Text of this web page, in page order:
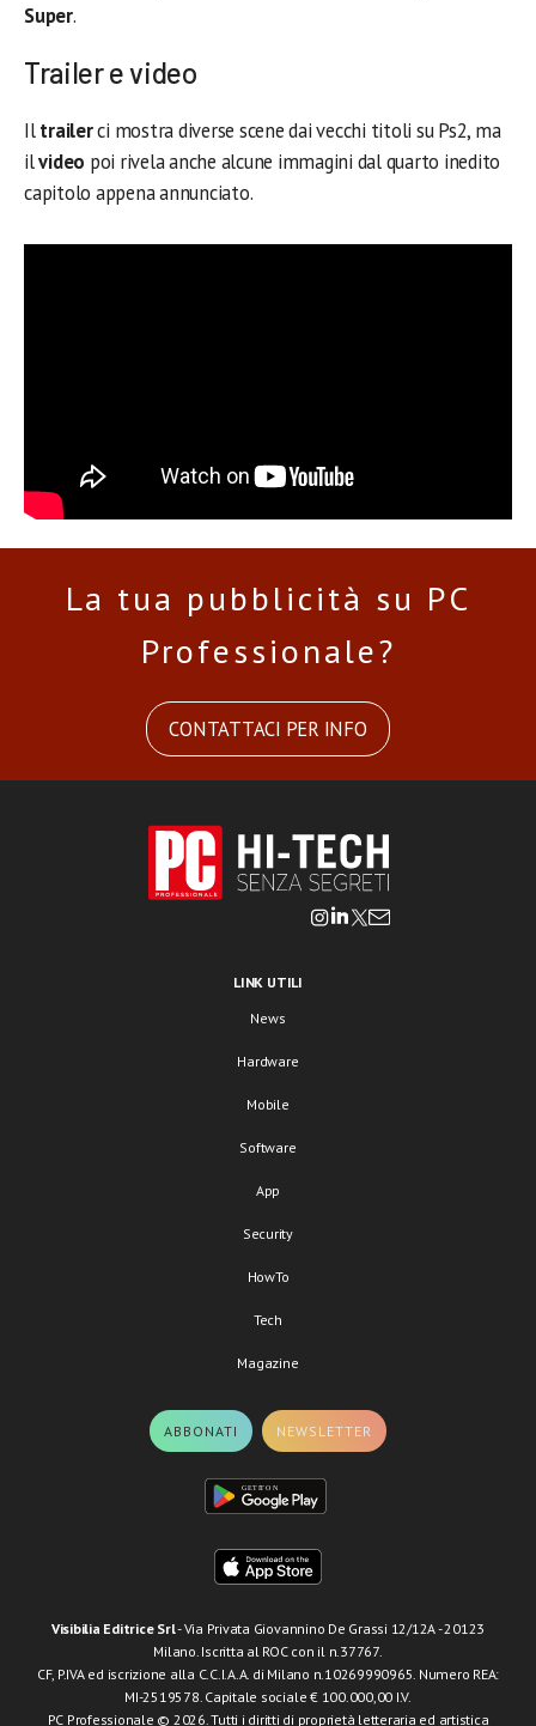
Super.
Trailer e video
Iltrailerci mostra diverse scene dai vecchi titoli su Ps2, ma
ilvideo poi rivela anche alcune immagini dal quarto inedito
capitolo appena annunciato.
La tua pubblicità su PC
Professionale?
CONTATTACI PER INFO
LINK UTILI
News
Hardware
Mobile
Software
App
Security
HowTo
Tech
Magazine
ABBONATI NEWSLETTER
Visibilia Editrice Srl- Via Privata Giovannino De Grassi 12/12A - 20123
Milano. Iscritta al ROC con il n.37767.
CF, P.IVA ed iscrizione alla C.C.I.A.A. di Milano n.10269990965. Numero REA:
MI-2519578. Capitale sociale € 100.000,00 I.V.
PC Professionale © 2026. Tutti i diritti di proprietà letteraria ed artistica